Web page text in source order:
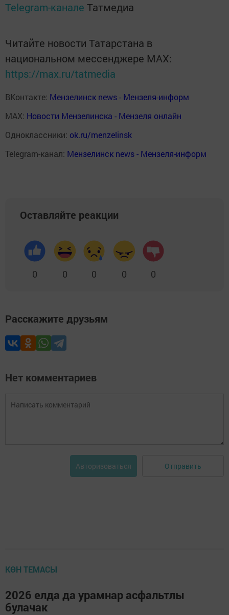
Telegram-канале Татмедиа
Читайте новости Татарстана в
национальном мессенджере MАХ:
https://max.ru/tatmedia
ВКонтакте: Мензелинск news - Мензеля-информ
MAX: Новости Мензелинска - Мензеля онлайн
Одноклассники: ok.ru/menzelinsk
Telegram-канал: Мензелинск news - Мензеля-информ
Оставляйте реакции
0 0 0 0 0
Расскажите друзьям
Нет комментариев
Авторизоваться Отправить
КӨН ТЕМАСЫ
2026 елда да урамнар асфальтлы
булачак